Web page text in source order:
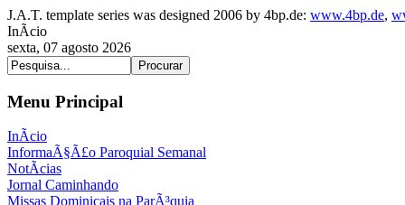
J.A.T. template series was designed 2006 by 4bp.de: www.4bp.de,
InÃ­cio
sexta, 07 agosto 2026
Menu Principal
InÃ­cio
InformaÃ§Ã£o Paroquial Semanal
NotÃ­cias
Jornal Caminhando
Missas Dominicais na ParÃ³quia